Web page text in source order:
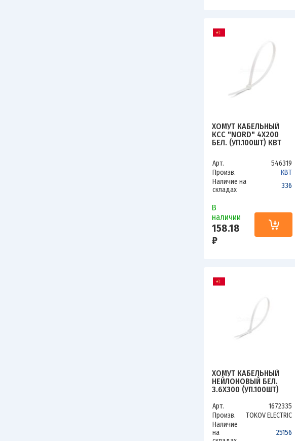
ХОМУТ КАБЕЛЬНЫЙ
КСС "NORD" 4Х200
БЕЛ. (УП.100ШТ) КВТ
Арт.
546319
Произв.
КВТ
Наличие на
складах
336
В
наличии
158.18
₽
ХОМУТ КАБЕЛЬНЫЙ
НЕЙЛОНОВЫЙ БЕЛ.
3.6Х300 (УП.100ШТ)
HNS-3.6-300-W/100
Арт.
1672335
Произв.
TOKOV ELECTRIC
Наличие
на
25156